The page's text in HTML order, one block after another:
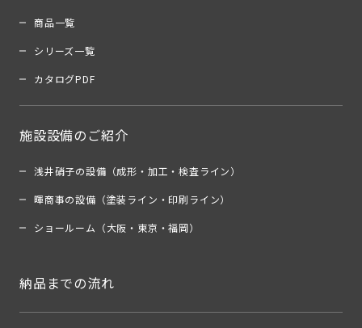
商品一覧
シリーズ一覧
カタログPDF
施設設備のご紹介
浅井硝子の設備（成形・加工・検査ライン）
暉商事の設備（塗装ライン・印刷ライン）
ショールーム（大阪・東京・福岡）
納品までの流れ